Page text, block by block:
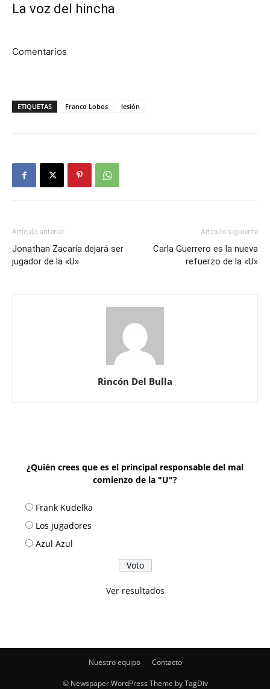
La voz del hincha
Comentarios
ETIQUETAS Franco Lobos lesión
Artículo anterior
Jonathan Zacaría dejará ser
jugador de la «U»
Artículo siguiente
Carla Guerrero es la nueva
refuerzo de la «U»
Rincón Del Bulla
¿Quién crees que es el principal responsable del mal
comienzo de la "U"?
Frank Kudelka
Los jugadores
Azul Azul
Ver resultados
Nuestro equipo Contacto
© Newspaper WordPress Theme by TagDiv